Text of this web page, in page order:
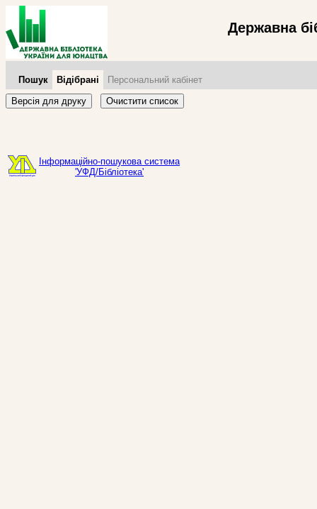
Державна
Пошук Відібрані
Персональний кабінет
Версія для друку
Очистити список
Інформаційно-пошукова система
'УФД/Бібліотека'